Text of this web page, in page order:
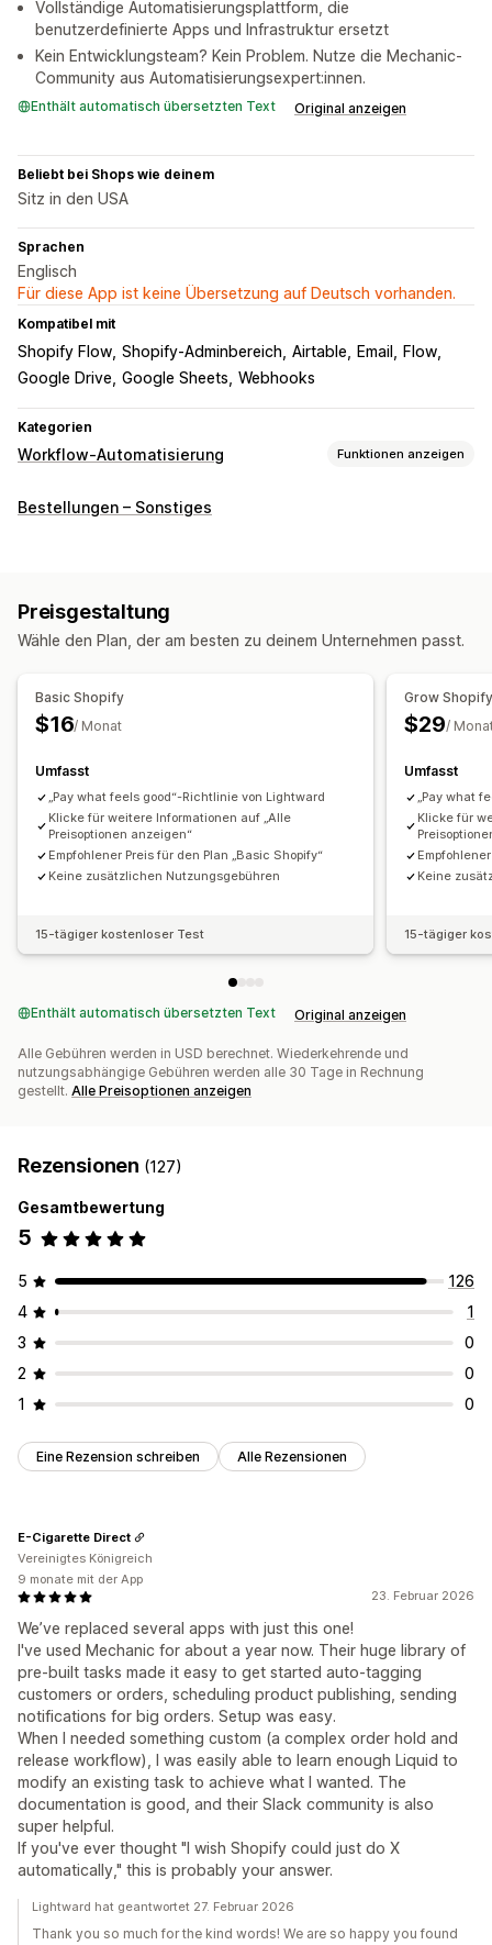
Vollständige Automatisierungsplattform, die
benutzerdefinierte Apps und Infrastruktur ersetzt
Kein Entwicklungsteam? Kein Problem. Nutze die Mechanic-
Community aus Automatisierungsexpert:innen.
Enthält automatisch übersetzten Text Original anzeigen
Beliebt bei Shops wie deinem
Sitz in den USA
Sprachen
Englisch
Für diese App ist keine Übersetzung auf Deutsch vorhanden.
Kompatibel mit
Shopify Flow Shopify-Adminbereich Airtable Email
Flow
Google Drive Google Sheets Webhooks
Kategorien
Workflow-Automatisierung Funktionen anzeigen
Automatisierungsaufgaben
Produkt-Tags
Rückgabeverarbeitung
Verkaufsschwellenwerte Lagerbestandauffüllung
Anpassung
Automatische Datensynchronisierung
Geplante Aufgaben
Benutzerdefinierte Workflows Mehrere Shops
Bestellungen – Sonstiges
Preisgestaltung
Wähle den Plan, der am besten zu deinem Unternehmen passt.
Basic Shopify
$16/ Monat
Umfasst
„Pay what feels good“-Richtlinie von Lightward
Klicke für weitere Informationen auf „Alle
Preisoptionen anzeigen“
Empfohlener Preis für den Plan „Basic Shopify“
Keine zusätzlichen Nutzungsgebühren
15-tägiger kostenloser Test
Grow
$29/
Umfasst
„Pay what
Klicke für
Keine
15-tägiger
Enthält automatisch übersetzten Text Original anzeigen
Alle Gebühren werden in USD berechnet. Wiederkehrende und
nutzungsabhängige Gebühren werden alle 30 Tage in Rechnung
gestellt. Alle Preisoptionen anzeigen
Rezensionen (127)
Gesamtbewertung
5
5
126
4
1
3
0
2
0
1
0
Eine Rezension schreiben Alle Rezensionen
23. Februar 2026
We’ve replaced several apps with just this one!
I've used Mechanic for about a year now. Their huge library of
pre-built tasks made it easy to get started auto-tagging
customers or orders, scheduling product publishing, sending
notifications for big orders. Setup was easy.
When I needed something custom (a complex order hold and
release workflow), I was easily able to learn enough Liquid to
modify an existing task to achieve what I wanted. The
documentation is good, and their Slack community is also
super helpful.
If you've ever thought "I wish Shopify could just do X
automatically," this is probably your answer.
E-Cigarette Direct
Vereinigtes Königreich
9 monate mit der App
Lightward hat geantwortet 27. Februar 2026
Thank you so much for the kind words! We are so happy you found